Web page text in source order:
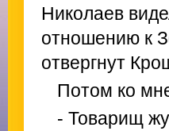
Николаев
отношению к
отвергнут
Потом ко
- Товарищ